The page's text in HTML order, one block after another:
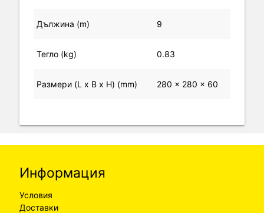
Дължина (m) 9
Тегло (kg) 0.83
Размери (L x B x H) (mm) 280 x 280 x 60
Информация
Условия
Доставки